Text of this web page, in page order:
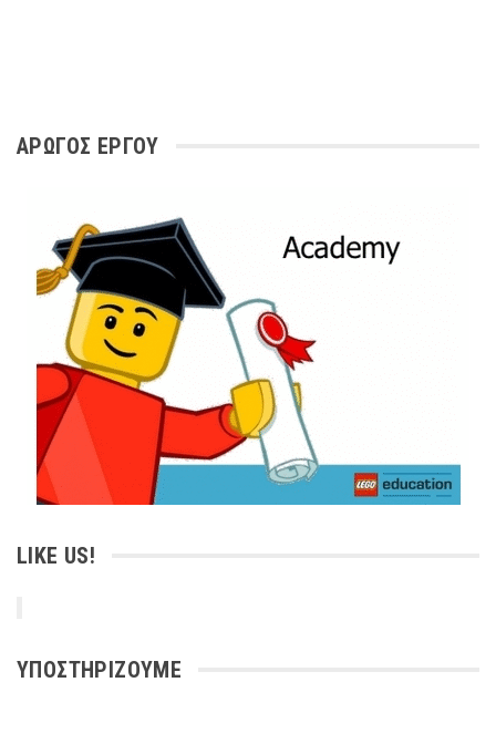
ΑΡΩΓΌΣ ΈΡΓΟΥ
LIKE US!
ΥΠΟΣΤΗΡΊΖΟΥΜΕ